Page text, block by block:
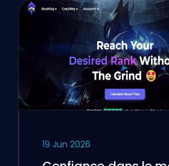
19 Jun 2026